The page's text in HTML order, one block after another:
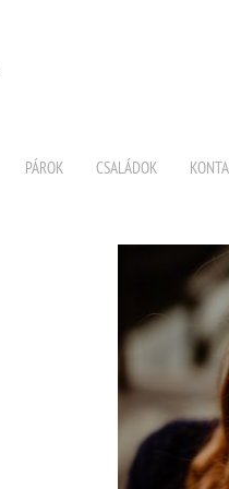
PÁROK CSALÁDOK